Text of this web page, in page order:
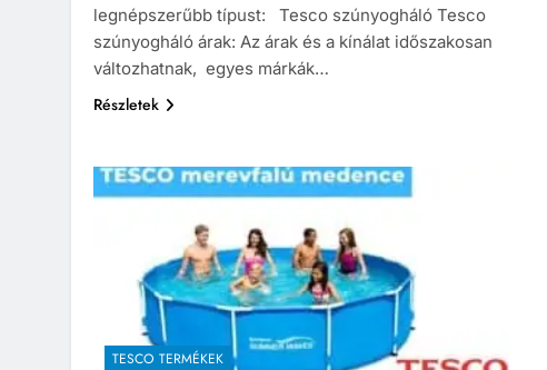
legnépszerűbb típust: Tesco szúnyogháló Tesco
szúnyogháló árak: Az árak és a kínálat időszakosan
változhatnak, egyes márkák…
Részletek
TESCO TERMÉKEK